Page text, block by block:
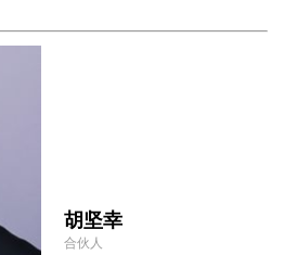
胡坚幸
合伙人